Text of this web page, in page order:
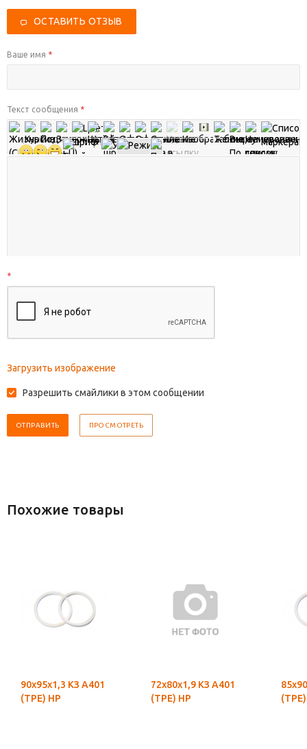
ОСТАВИТЬ ОТЗЫВ
Ваше имя *
Текст сообщения *
*
Загрузить изображение
Разрешить смайлики в этом сообщении
Похожие товары
90х95х1,3 КЗ А401
(ТРЕ) НР
72х80х1,9 КЗ А401
(ТРЕ) НР